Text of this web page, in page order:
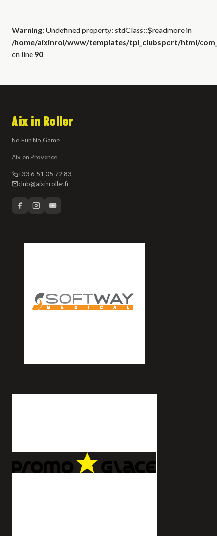
Warning: Undefined property: stdClass::$readmore in
/home/aixinrol/www/templates/tpl_clubsport/html/
on line 90
Aix in Roller
No Fun No Game
Aix en Provence
+33 6 51 05 72 83
club@aixinroller.fr